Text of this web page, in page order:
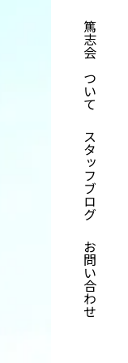
篤志会について
スタッフブログ
お問い合わせ